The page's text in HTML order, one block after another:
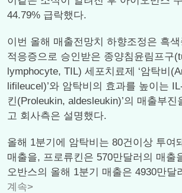
44.79% 급락했다.
이번 올해 매출전망치 하향조정은 흑
적응증으로 승인받은 종양침윤림프구
lymphocyte, TIL) 세포치료제 ‘암탁비
lifileucel)’와 암탁비의 효과를 높이는
킨(Proleukin, aldesleukin)’의 매출부
고 회사측은 설명했다.
올해 1분기에 암탁비는 80건이상 투여
매출을, 프로류킨은 570만달러의 매출
오반스의 올해 1분기 매출은 4930만달
계속>